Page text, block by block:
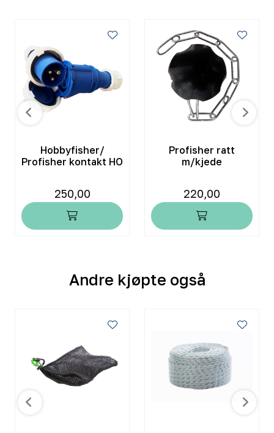
Hobbyfisher/
Profisher kontakt HO
250,00
Profisher ratt
m/kjede
220,00
Andre kjøpte også